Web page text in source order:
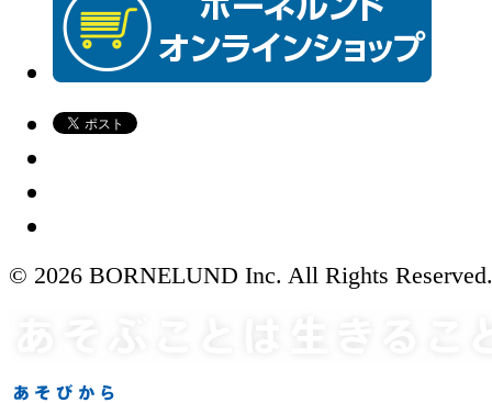
© 2026 BORNELUND Inc. All Rights Reserved.